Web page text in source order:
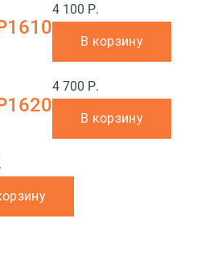
4 100 Р.
В корзину
4 700 Р.
В корзину